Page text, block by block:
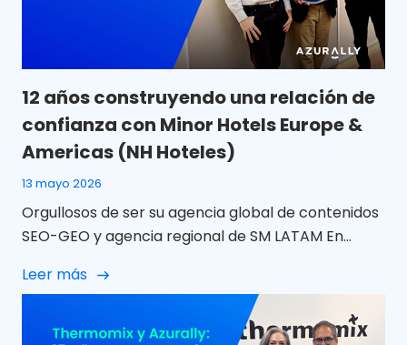
12 años construyendo una relación de
confianza con Minor Hotels Europe &
Americas (NH Hoteles)
13 mayo 2026
Orgullosos de ser su agencia global de contenidos
SEO-GEO y agencia regional de SM LATAM En
Minor Hotels Europe & Americas (NH Hoteles) una
relación que, con el paso del tiempo, ha ido mucho
más allá de un proyecto puntual para convertirse
Leer más